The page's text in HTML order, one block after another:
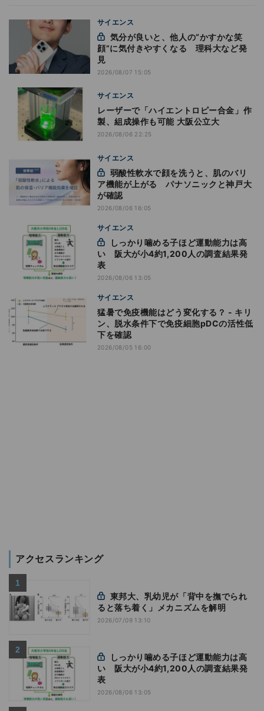
サイエンス
顔”に気付きやすくなる 理科大など発
見
2026/08/07 15:05
サイエンス
レーザーで「ハイエントロピー合金」作
製、組成操作も可能 大阪公立大
2026/08/06 22:25
サイエンス
ア機能が上がる パナソニックと神戸大
が確認
2026/08/06 16:05
サイエンス
い 阪大が小4約1,200人の調査結果発
表
2026/08/06 13:05
サイエンス
猛暑で免疫機能はどう変化する？ - キリ
ン、脱水条件下で免疫細胞pDCの活性低
下を確認
2026/08/05 16:00
アクセスランキング
ると落ち着く」メカニズムを解明
2026/07/09 13:10
い 阪大が小4約1,200人の調査結果発
表
2026/08/06 13:05